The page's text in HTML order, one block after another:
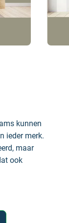
kunnen
ieder merk.
maar
ook